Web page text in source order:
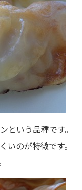
という品種です。
いのが特徴です。